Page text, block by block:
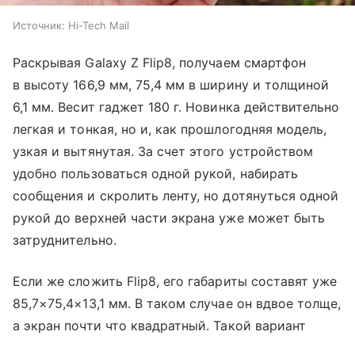
Источник: Hi-Tech Mail
Раскрывая Galaxy Z Flip8, получаем смартфон
в высоту 166,9 мм, 75,4 мм в ширину и толщиной
6,1 мм. Весит гаджет 180 г. Новинка действительно
легкая и тонкая, но и, как прошлогодняя модель,
узкая и вытянутая. За счет этого устройством
удобно пользоваться одной рукой, набирать
сообщения и скролить ленту, но дотянуться одной
рукой до верхней части экрана уже может быть
затруднительно.
Если же сложить Flip8, его габариты составят уже
85,7×75,4×13,1 мм. В таком случае он вдвое толще,
а экран почти что квадратный. Такой вариант